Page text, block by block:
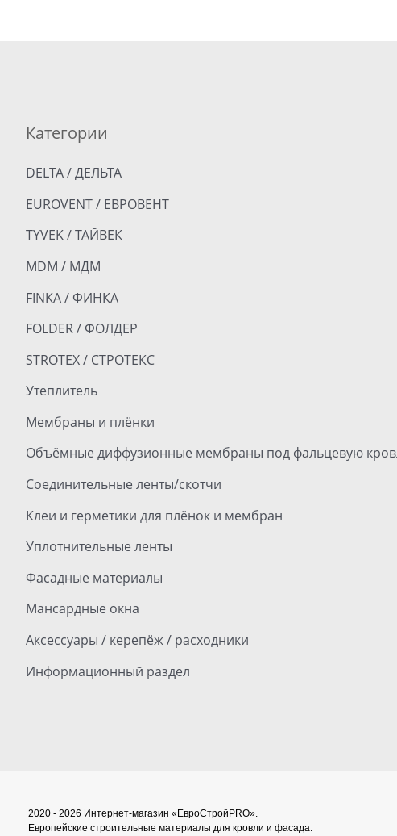
Категории
DELTA / ДЕЛЬТА
EUROVENT / ЕВРОВЕНТ
TYVEK / ТАЙВЕК
MDM / МДМ
FINKA / ФИНКА
FOLDER / ФОЛДЕР
STROTEX / СТРОТЕКС
Утеплитель
Мембраны и плёнки
Объёмные диффузионные мембраны под фальцевую
Соединительные ленты/скотчи
Клеи и герметики для плёнок и мембран
Уплотнительные ленты
Фасадные материалы
Мансардные окна
Аксессуары / керепёж / расходники
Информационный раздел
2020 - 2026 Интернет-магазин «ЕвроСтройPRO».
Европейские строительные материалы для кровли и фасада.